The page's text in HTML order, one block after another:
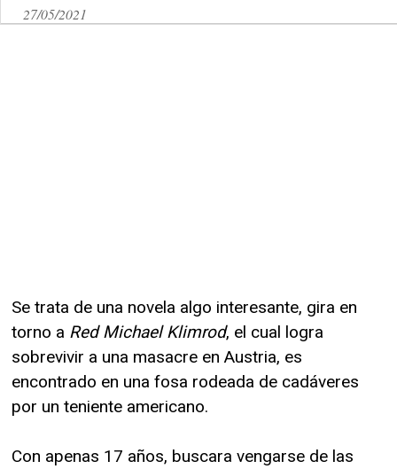
27/05/2021
Se trata de una novela algo interesante, gira en
torno a Red Michael Klimrod, el cual logra
sobrevivir a una masacre en Austria, es
encontrado en una fosa rodeada de cadáveres
por un teniente americano.
Con apenas 17 años, buscara vengarse de las